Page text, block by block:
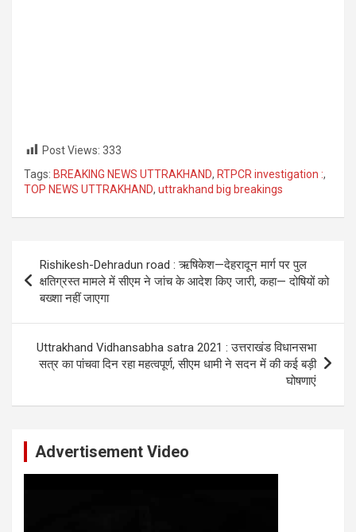
Post Views: 333
Tags: BREAKING NEWS UTTRAKHAND, RTPCR investigation :,
TOP NEWS UTTRAKHAND, uttrakhand big breakings
navigation
Rishikesh-Dehradun road : ऋषिकेश—देहरादून मार्ग पर पुल
क्षतिग्रस्त मामले में सीएम ने जांच के आदेश किए जारी, कहा— दोषियों को
बख्शा नहीं जाएगा
Uttrakhand Vidhansabha satra 2021 : उत्तराखंड विधानसभा
सत्र का पांचवा दिन रहा महत्वपूर्ण, सीएम धामी ने सदन में की कई बड़ी
घोषणाएं
Advertisement Video